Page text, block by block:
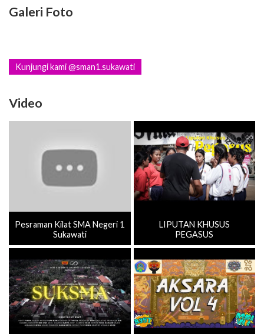
Galeri Foto
Kunjungi kami @sman1.sukawati
Video
Pesraman Kilat SMA Negeri 1
Sukawati
LIPUTAN KHUSUS
PEGASUS